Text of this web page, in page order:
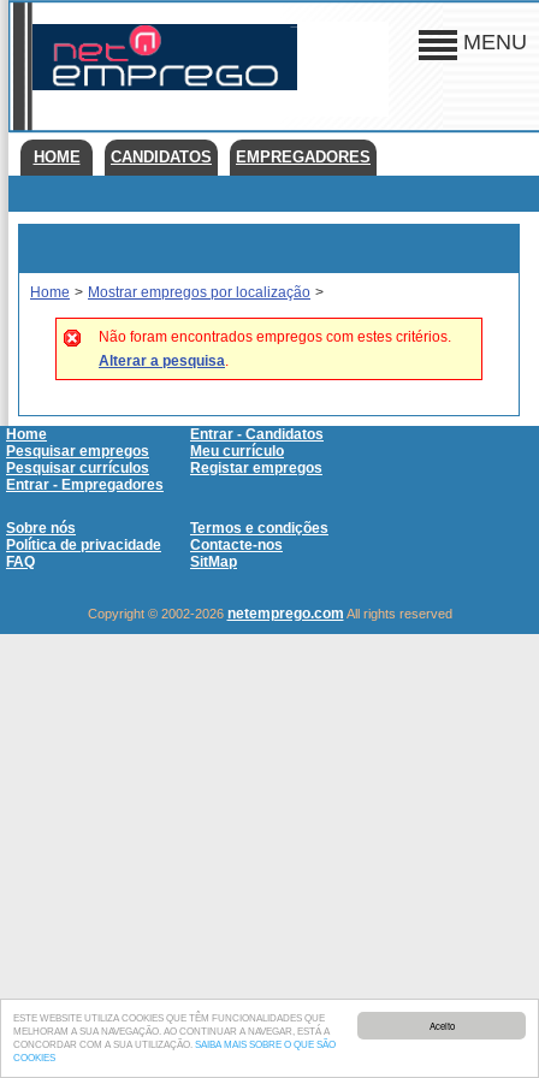
Aceito
ESTE WEBSITE UTILIZA COOKIES QUE TÊM FUNCIONALIDADES QUE
MELHORAM A SUA NAVEGAÇÃO. AO CONTINUAR A NAVEGAR, ESTÁ A
CONCORDAR COM A SUA UTILIZAÇÃO. SAIBA MAIS SOBRE O QUE SÃO
COOKIES
MENU
HOME CANDIDATOS EMPREGADORES
Home > Mostrar empregos por localização >
Não foram encontrados empregos com estes critérios.
Alterar a pesquisa.
Home
Entrar - Candidatos
Pesquisar empregos
Meu currículo
Pesquisar currículos
Registar empregos
Entrar - Empregadores
Sobre nós
Termos e condições
Política de privacidade
Contacte-nos
FAQ
SitMap
Copyright © 2002-2026 netemprego.com All rights reserved